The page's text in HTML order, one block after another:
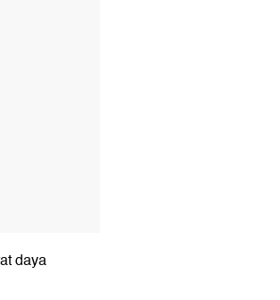
daya